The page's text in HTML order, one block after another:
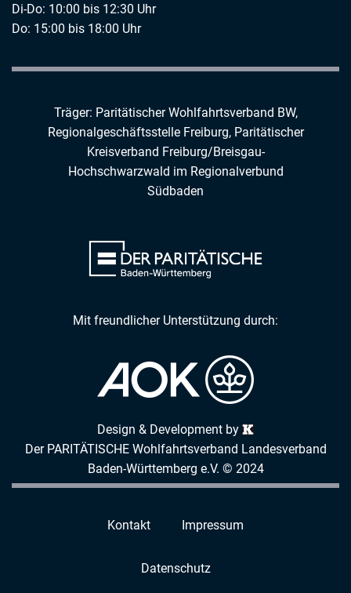
Di-Do: 10:00 bis 12:30 Uhr
Do: 15:00 bis 18:00 Uhr
Träger: Paritätischer Wohlfahrtsverband BW,
Regionalgeschäftsstelle Freiburg, Paritätischer
Kreisverband Freiburg/Breisgau-
Hochschwarzwald im Regionalverbund
Südbaden
Mit freundlicher Unterstützung durch:
Design & Development by
Der PARITÄTISCHE Wohlfahrtsverband Landesverband
Baden-Württemberg e.V. © 2024
Kontakt Impressum
Datenschutz